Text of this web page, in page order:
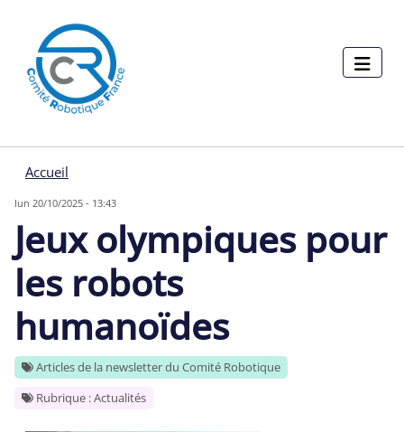
Menu pages
Accueil
lun 20/10/2025 - 13:43
Jeux olympiques pour
les robots
humanoïdes
Articles de la newsletter du Comité Robotique
Rubrique : Actualités